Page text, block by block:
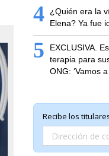
4
¿Quién era la
Elena? Ya fue
5
EXCLUSIVA.
terapia para
ONG: ‘Vamos